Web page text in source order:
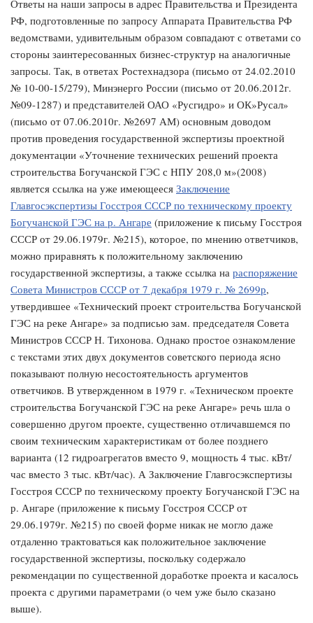
Ответы на наши запросы в адрес Правительства и Президента
РФ, подготовленные по запросу Аппарата Правительства РФ
ведомствами, удивительным образом совпадают с ответами со
стороны заинтересованных бизнес-структур на аналогичные
запросы. Так, в ответах Ростехнадзора (письмо от 24.02.2010
№ 10-00-15/279), Минэнерго России (письмо от 20.06.2012г.
№09-1287) и представителей ОАО «Русгидро» и ОК»Русал»
(письмо от 07.06.2010г. №2697 АМ) основным доводом
против проведения государственной экспертизы проектной
документации «Уточнение технических решений проекта
строительства Богучанской ГЭС с НПУ 208,0 м»(2008)
является ссылка на уже имеющееся Заключение
Главгосэкспертизы Госстроя СССР по техническому проекту
Богучанской ГЭС на р. Ангаре (приложение к письму Госстроя
СССР от 29.06.1979г. №215), которое, по мнению ответчиков,
можно приравнять к положительному заключению
государственной экспертизы, а также ссылка на распоряжение
Совета Министров СССР от 7 декабря 1979 г. № 2699р,
утвердившее «Технический проект строительства Богучанской
ГЭС на реке Ангаре» за подписью зам. председателя Совета
Министров СССР Н. Тихонова. Однако простое ознакомление
с текстами этих двух документов советского периода ясно
показывают полную несостоятельность аргументов
ответчиков. В утвержденном в 1979 г. «Техническом проекте
строительства Богучанской ГЭС на реке Ангаре» речь шла о
совершенно другом проекте, существенно отличавшемся по
своим техническим характеристикам от более позднего
варианта (12 гидроагрегатов вместо 9, мощность 4 тыс. кВт/
час вместо 3 тыс. кВт/час). А Заключение Главгосэкспертизы
Госстроя СССР по техническому проекту Богучанской ГЭС на
р. Ангаре (приложение к письму Госстроя СССР от
29.06.1979г. №215) по своей форме никак не могло даже
отдаленно трактоваться как положительное заключение
государственной экспертизы, поскольку содержало
рекомендации по существенной доработке проекта и касалось
проекта с другими параметрами (о чем уже было сказано
выше).